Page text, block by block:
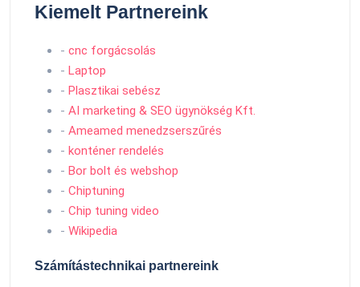
Kiemelt Partnereink
- cnc forgácsolás
- Laptop
- Plasztikai sebész
- AI marketing & SEO ügynökség Kft.
- Ameamed menedzserszűrés
- konténer rendelés
- Bor bolt és webshop
- Chiptuning
- Chip tuning video
- Wikipedia
Számítástechnikai partnereink